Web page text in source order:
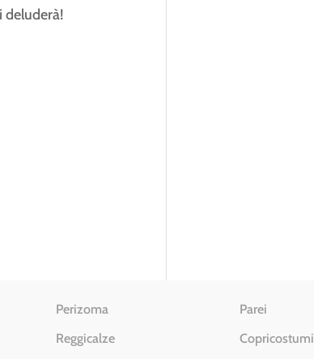
deluderà!
Perizoma
Reggicalze
Parei
Copricostumi